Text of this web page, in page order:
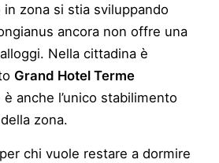
zona si stia sviluppando
ancora non offre una
Nella cittadina è
Grand Hotel Terme
è anche l’unico stabilimento
zona.
chi vuole restare a dormire